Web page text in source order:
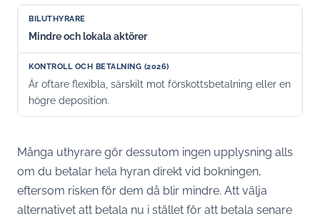
Mindre och lokala aktörer
Är oftare flexibla, särskilt mot förskottsbetalning eller en
högre deposition.
Många uthyrare gör dessutom ingen upplysning alls
om du betalar hela hyran direkt vid bokningen,
eftersom risken för dem då blir mindre. Att välja
alternativet att betala nu i stället för att betala senare